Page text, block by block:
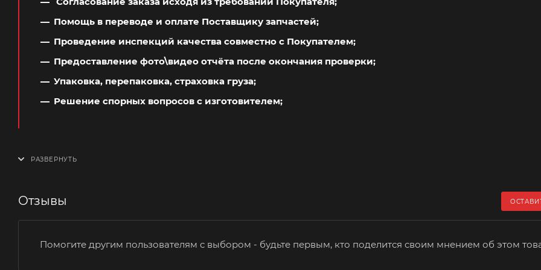
Помощь в переводе и оплате Поставщику запчастей;
Проведение инспекций качества совместно с Покупателем;
Предоставление фото\видео отчёта после окончания проверки;
Упаковка, перепаковка, страховка груза;
Решение спорных вопросов с изготовителем;
Отзывы
Помогите другим пользователям с выбором - будьте первым, кто поделится своим мнением об этом